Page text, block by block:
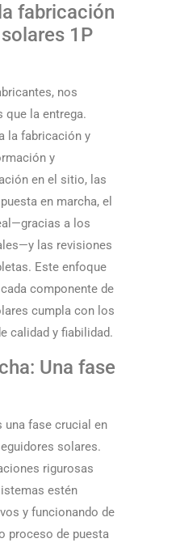
fabricación
1P
nos
que la entrega.
la fabricación y
y
en el sitio, las
en marcha, el
a los
las revisiones
Este enfoque
componente de
cumpla con los
calidad y fiabilidad.
Una fase
una fase crucial en
solares.
rigurosas
estén
y funcionando de
proceso de puesta